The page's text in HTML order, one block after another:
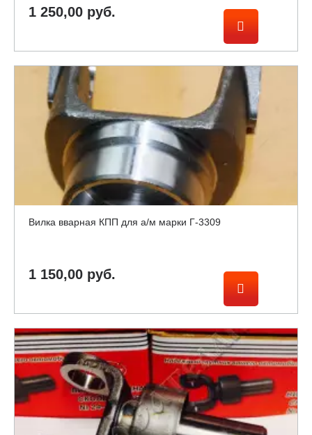
1 250,00 руб.
Вилка вварная КПП для а/м марки Г-3309
1 150,00 руб.